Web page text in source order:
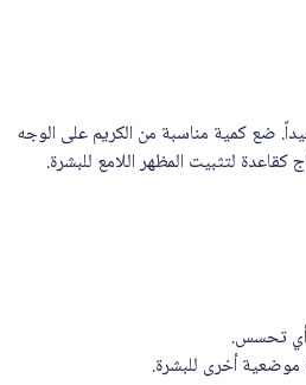
تنظيف البشرة جيداً. ضع كمية مناسبة من الكريم على الوجه
لتثبيت المظهر اللامع للبشرة.
أي تحسس.
أخرى للبشرة.